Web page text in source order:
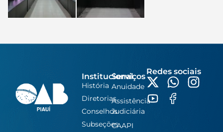
Institucional
História
Diretorias
Conselhos
Subseções
Serviços
Anuidade
Assistência
Judiciária
CAAPI
Redes sociais